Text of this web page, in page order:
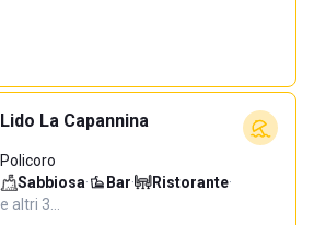
Lido La Capannina
Policoro
Sabbiosa· Bar· Ristorante·
e altri 3…